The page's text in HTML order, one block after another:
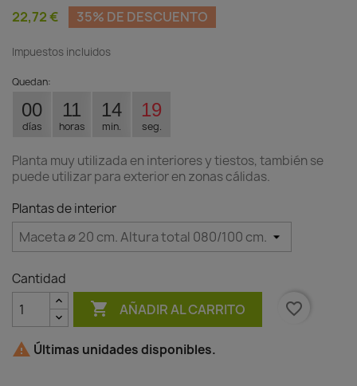
22,72 €
35% DE DESCUENTO
Impuestos incluidos
Quedan:
00
días
11
horas
14
min.
19
seg.
Planta muy utilizada en interiores y tiestos, también se
puede utilizar para exterior en zonas cálidas.
Plantas de interior
Cantidad
 AÑADIR AL CARRITO favorite_border
 Últimas unidades disponibles.